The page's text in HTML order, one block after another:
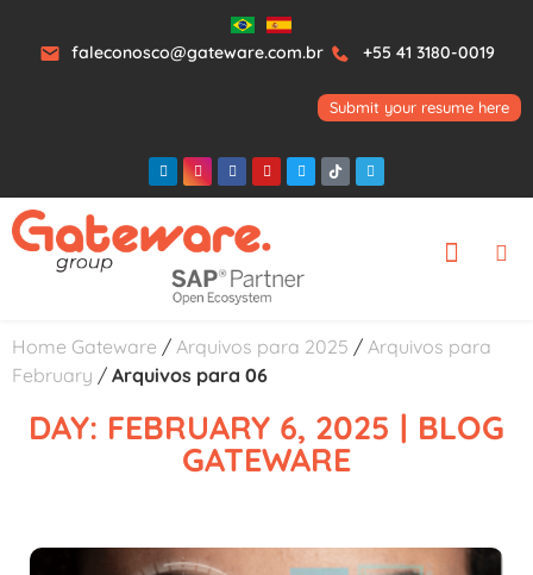
faleconosco@gateware.com.br +55 41 3180-0019
Submit your resume here
Home Gateware / Arquivos para 2025 / Arquivos para
February / Arquivos para 06
DAY: FEBRUARY 6, 2025 | BLOG
GATEWARE